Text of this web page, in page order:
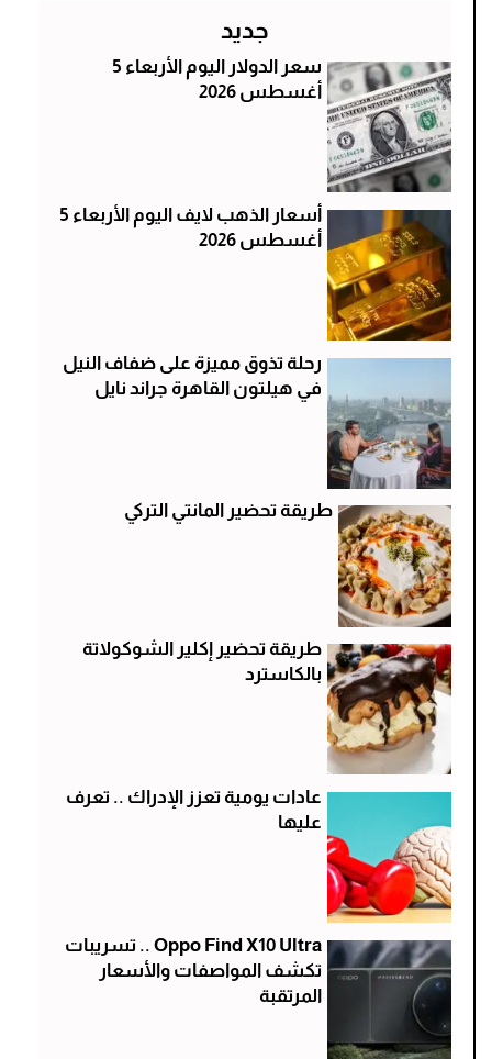
جديد
سعر الدولار اليوم الأربعاء 5
أغسطس 2026
أسعار الذهب لايف اليوم الأربعاء 5
أغسطس 2026
رحلة تذوق مميزة على ضفاف النيل
في هيلتون القاهرة جراند نايل
طريقة تحضير المانتي التركي
طريقة تحضير إكلير الشوكولاتة
بالكاسترد
عادات يومية تعزز الإدراك .. تعرف
عليها
Oppo Find X10 Ultra .. تسريبات
تكشف المواصفات والأسعار
المرتقبة